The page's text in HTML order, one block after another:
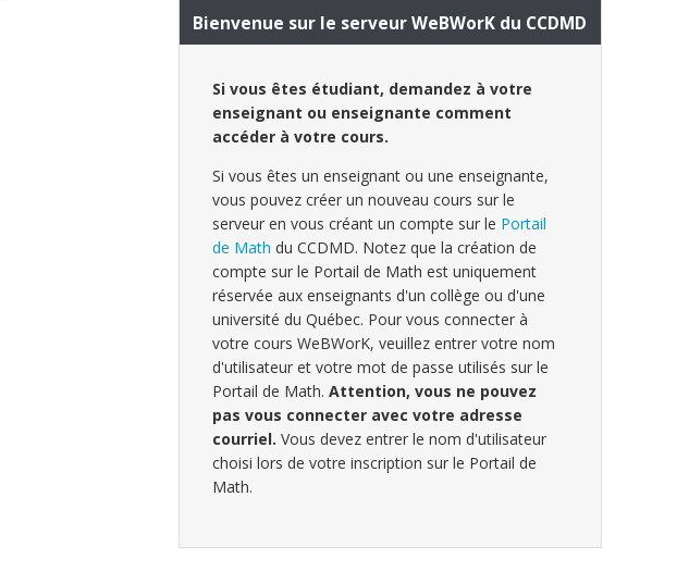
Bienvenue sur le serveur WeBWorK du CCDMD
Si vous êtes étudiant, demandez à votre
enseignant ou enseignante comment
accéder à votre cours.
Si vous êtes un enseignant ou une enseignante,
vous pouvez créer un nouveau cours sur le
serveur en vous créant un compte sur le Portail
de Math du CCDMD. Notez que la création de
compte sur le Portail de Math est uniquement
réservée aux enseignants d'un collège ou d'une
université du Québec. Pour vous connecter à
votre cours WeBWorK, veuillez entrer votre nom
d'utilisateur et votre mot de passe utilisés sur le
Portail de Math. Attention, vous ne pouvez
pas vous connecter avec votre adresse
courriel. Vous devez entrer le nom d'utilisateur
choisi lors de votre inscription sur le Portail de
Math.